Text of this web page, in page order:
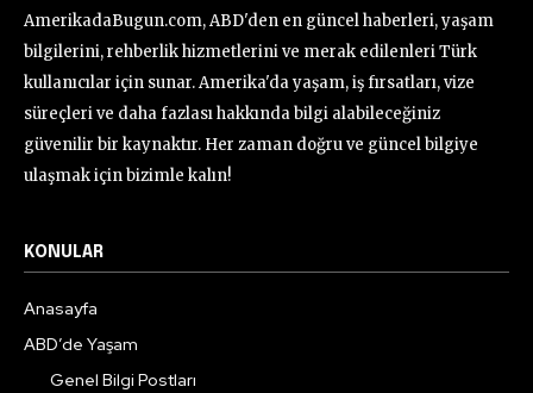
AmerikadaBugun.com, ABD'den en güncel haberleri, yaşam
bilgilerini, rehberlik hizmetlerini ve merak edilenleri Türk
kullanıcılar için sunar. Amerika'da yaşam, iş fırsatları, vize
süreçleri ve daha fazlası hakkında bilgi alabileceğiniz
güvenilir bir kaynaktır. Her zaman doğru ve güncel bilgiye
ulaşmak için bizimle kalın!
KONULAR
Anasayfa
ABD’de Yaşam
Genel Bilgi Postları